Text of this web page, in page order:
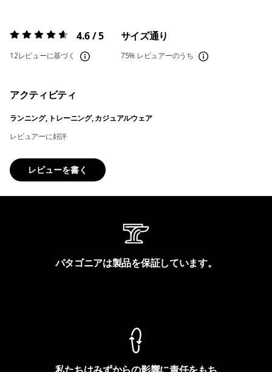
評価:4.6 / 5 4.6 / 5
12レビューに基づく
サイズ通り
75% レビュアーのうち
アクティビティ
ランニング, トレーニング, カジュアルウェア
レビュアーに好評
レビューを書く
パタゴニアは製品を保証しています。